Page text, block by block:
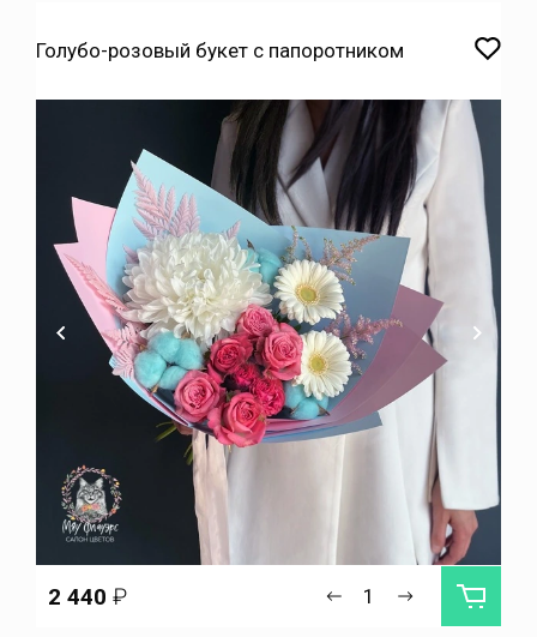
Голубо-розовый букет с папоротником
2 440 ₽